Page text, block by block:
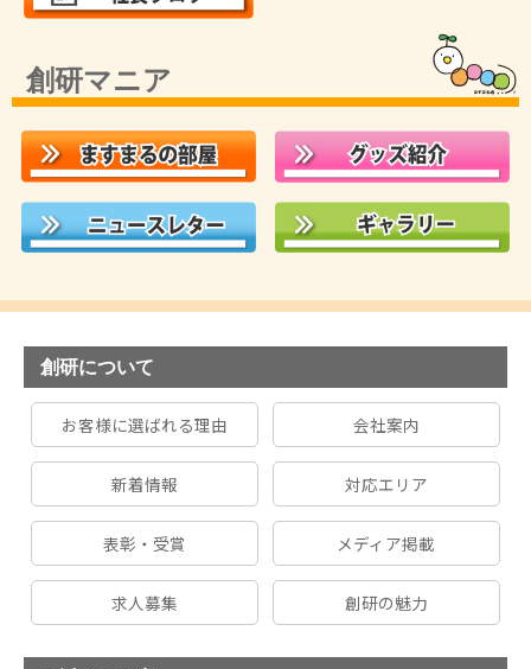
創研マニア
創研について
お客様に選ばれる理由 会社案内
新着情報 対応エリア
表彰・受賞 メディア掲載
求人募集 創研の魅力